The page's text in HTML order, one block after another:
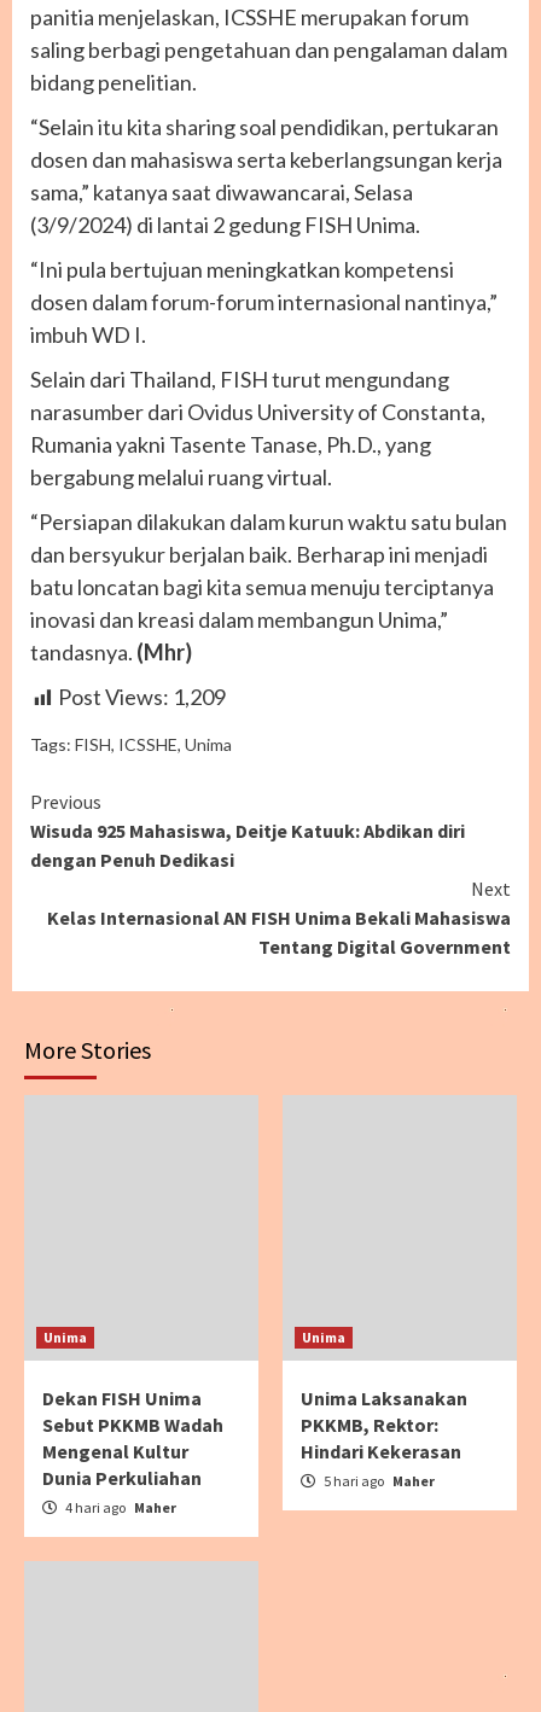
panitia menjelaskan, ICSSHE merupakan forum
saling berbagi pengetahuan dan pengalaman dalam
bidang penelitian.
“Selain itu kita sharing soal pendidikan, pertukaran
dosen dan mahasiswa serta keberlangsungan kerja
sama,” katanya saat diwawancarai, Selasa
(3/9/2024) di lantai 2 gedung FISH Unima.
“Ini pula bertujuan meningkatkan kompetensi
dosen dalam forum-forum internasional nantinya,”
imbuh WD I.
Selain dari Thailand, FISH turut mengundang
narasumber dari Ovidus University of Constanta,
Rumania yakni Tasente Tanase, Ph.D., yang
bergabung melalui ruang virtual.
“Persiapan dilakukan dalam kurun waktu satu bulan
dan bersyukur berjalan baik. Berharap ini menjadi
batu loncatan bagi kita semua menuju terciptanya
inovasi dan kreasi dalam membangun Unima,”
tandasnya. (Mhr)
Post Views: 1,209
Tags: FISH, ICSSHE, Unima
Continue
Reading
Previous
Wisuda 925 Mahasiswa, Deitje Katuuk: Abdikan diri
dengan Penuh Dedikasi
Next
Kelas Internasional AN FISH Unima Bekali Mahasiswa
Tentang Digital Government
More Stories
Unima
Dekan FISH Unima
Sebut PKKMB Wadah
Mengenal Kultur
Dunia Perkuliahan
4 hari ago Maher
Unima
Unima Laksanakan
PKKMB, Rektor:
Hindari Kekerasan
5 hari ago Maher